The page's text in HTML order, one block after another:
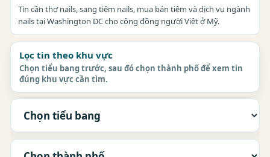
Tin cần thợ nails, sang tiệm nails, mua bán tiệm và dịch vụ ngành
nails tại Washington DC cho cộng đồng người Việt ở Mỹ.
Lọc tin theo khu vực
Chọn tiểu bang trước, sau đó chọn thành phố để xem tin
đúng khu vực cần tìm.